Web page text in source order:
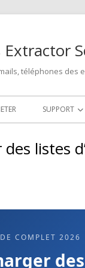
Extractor
téléphones des
SUPPORT
listes
COMPLET 2026